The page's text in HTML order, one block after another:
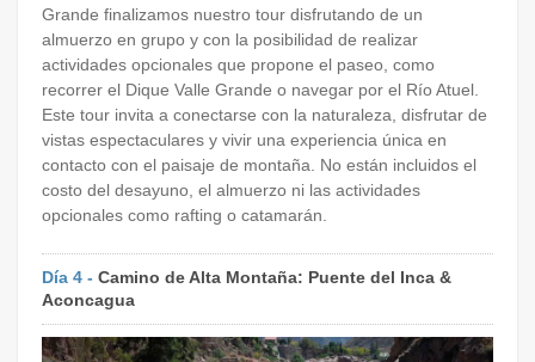
Grande finalizamos nuestro tour disfrutando de un
almuerzo en grupo y con la posibilidad de realizar
actividades opcionales que propone el paseo, como
recorrer el Dique Valle Grande o navegar por el Río Atuel.
Este tour invita a conectarse con la naturaleza, disfrutar de
vistas espectaculares y vivir una experiencia única en
contacto con el paisaje de montaña. No están incluidos el
costo del desayuno, el almuerzo ni las actividades
opcionales como rafting o catamarán.
Día 4 - Camino de Alta Montaña: Puente del Inca &
Aconcagua